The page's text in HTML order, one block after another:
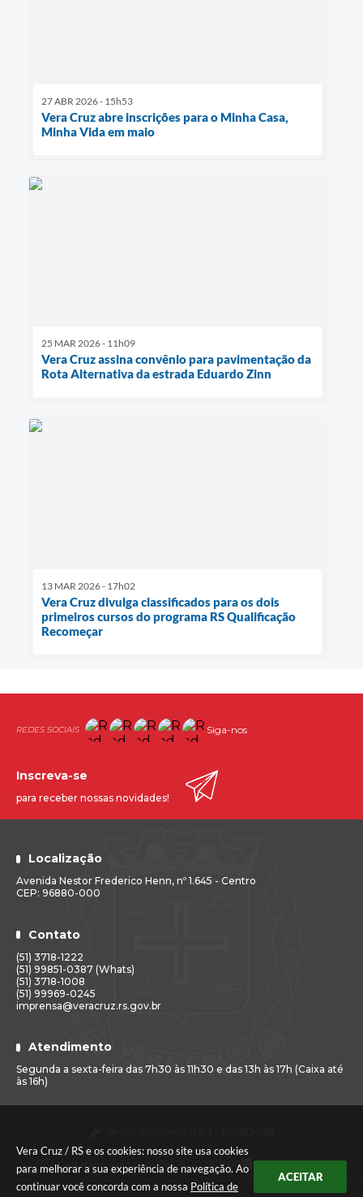
Vera Cruz / RS e os cookies: nosso site usa cookies
para melhorar a sua experiência de navegação. Ao
continuar você concorda com a nossa Política de
ACEITAR
27 ABR 2026 - 15h53
Vera Cruz abre inscrições para o Minha Casa,
Minha Vida em maio
25 MAR 2026 - 11h09
Vera Cruz assina convênio para pavimentação da
Rota Alternativa da estrada Eduardo Zinn
13 MAR 2026 - 17h02
Vera Cruz divulga classificados para os dois
primeiros cursos do programa RS Qualificação
Recomeçar
Siga-nos
Localização
Avenida Nestor Frederico Henn, nº 1.645 - Centro
CEP: 96880-000
Contato
(51) 3718-1222
(51) 99851-0387 (Whats)
(51) 3718-1008
(51) 99969-0245
imprensa@veracruz.rs.gov.br
Atendimento
Segunda a sexta-feira das 7h30 às 11h30 e das 13h às 17h (Caixa até
às 16h)
Inscreva-se
para receber nossas novidades!
Portal atualizado em:06/08/2026 17:00 Dados Abertos